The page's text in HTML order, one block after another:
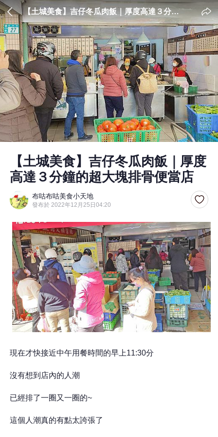
【土城美食】吉仔冬瓜肉飯｜厚度高達３分鐘
的超大塊排骨便當店
【土城美食】吉仔冬瓜肉飯｜厚度
高達３分鐘的超大塊排骨便當店
布咕布咕美食小天地
發布於 2022年12月25日04:20
現在才快接近中午用餐時間的早上11:30分
沒有想到店內的人潮
已經排了一圈又一圈的~
這個人潮真的有點太誇張了